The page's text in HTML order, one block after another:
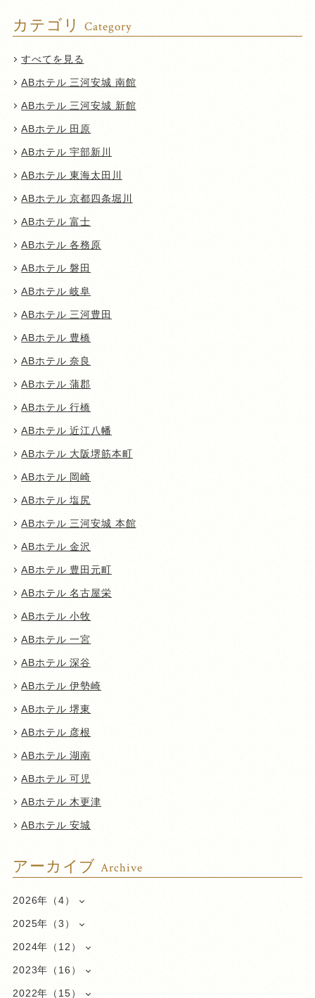
カテゴリ Category
すべてを見る
ABホテル 三河安城 南館
ABホテル 三河安城 新館
ABホテル 田原
ABホテル 宇部新川
ABホテル 東海太田川
ABホテル 京都四条堀川
ABホテル 富士
ABホテル 各務原
ABホテル 磐田
ABホテル 岐阜
ABホテル 三河豊田
ABホテル 豊橋
ABホテル 奈良
ABホテル 蒲郡
ABホテル 行橋
ABホテル 近江八幡
ABホテル 大阪堺筋本町
ABホテル 岡崎
ABホテル 塩尻
ABホテル 三河安城 本館
ABホテル 金沢
ABホテル 豊田元町
ABホテル 名古屋栄
ABホテル 小牧
ABホテル 一宮
ABホテル 深谷
ABホテル 伊勢崎
ABホテル 堺東
ABホテル 彦根
ABホテル 湖南
ABホテル 可児
ABホテル 木更津
ABホテル 安城
アーカイブ Archive
2026年（4）
2025年（3）
2024年（12）
2023年（16）
2022年（15）